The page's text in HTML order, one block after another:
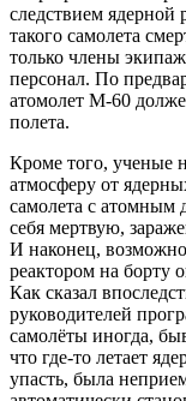
следствием
такого самолета
только члены
персонал. По
атомолет М-60
полета.
Кроме того, ученые
атмосферу от
самолета с атомным
себя мертвую,
И наконец,
реактором на борту
Как сказал
руководителей
самолёты иногда,
что где-то летает
упасть, была